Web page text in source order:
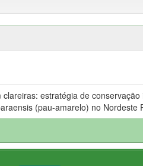
clareiras: estratégia de conservação
(pau-amarelo) no Nordeste